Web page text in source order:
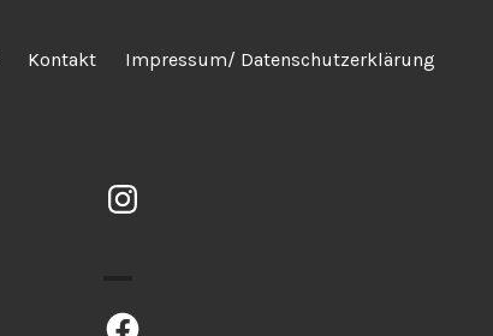
Kontakt Impressum/ Datenschutzerklärung
Instagram
Facebook